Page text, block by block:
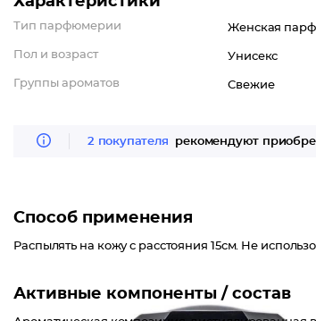
Тип парфюмерии Женская
Пол и возраст Унисекс
Группы ароматов Свежие
2 покупателя рекомендуют
Способ применения
Распылять на кожу с расстояния 15см. Не
Активные компоненты / состав